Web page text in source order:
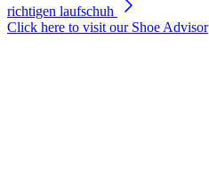
Link
auf
richtigen laufschuh
Click here to visit our Shoe Advisor